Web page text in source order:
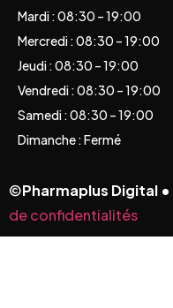
Mardi : 08:30 – 19:00
Mercredi : 08:30 – 19:00
Jeudi : 08:30 – 19:00
Vendredi : 08:30 – 19:00
Samedi : 08:30 – 19:00
Dimanche : Fermé
©Pharmaplus Digital •
de confidentialités